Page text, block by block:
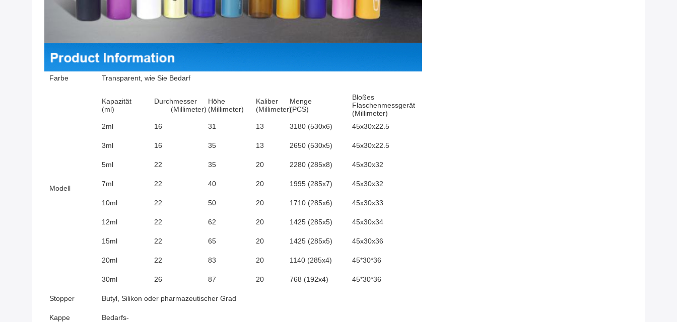
Farbe Transparent, wie Sie Bedarf
Modell
Kapazität
(ml)
Durchmesser
(Millimeter)
Höhe
(Millimeter)
Kaliber
(Millimeter)
Menge
(PCS)
Bloßes
Flaschenmessgerät
(Millimeter)
2ml
16 31 13 3180 (530x6) 45x30x22.5
3ml 16 35 13 2650 (530x5) 45x30x22.5
5ml 22 35 20 2280 (285x8) 45x30x32
7ml 22 40 20 1995 (285x7) 45x30x32
10ml 22 50 20 1710 (285x6) 45x30x33
12ml 22 62 20 1425 (285x5) 45x30x34
15ml 22 65 20 1425 (285x5) 45x30x36
20ml 22 83 20 1140 (285x4) 45*30*36
30ml 26 87 20 768 (192x4) 45*30*36
Stopper Butyl, Silikon oder pharmazeutischer Grad
Kappe Bedarfs-